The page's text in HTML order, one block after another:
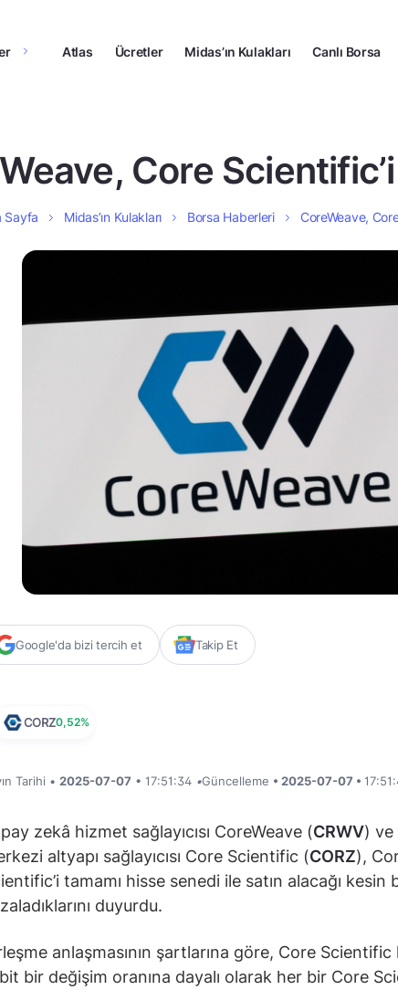
Atlas Ücretler Midas’ın Kulakları Canlı Borsa
Core Scientific’i
Sayfa Midas’ın Kulakları Borsa Haberleri CoreWeave,
Google'da bizi tercih et Takip Et
CORZ0,52%
Tarihi • 2025-07-07 • 17:51:34 •Güncelleme • 2025-07-07 •
zekâ hizmet sağlayıcısı CoreWeave (CRWV) ve
altyapı sağlayıcısı Core Scientific (CORZ),
tamamı hisse senedi ile satın alacağı kesin
duyurdu.
anlaşmasının şartlarına göre, Core Scientific
bir değişim oranına dayalı olarak her bir Core